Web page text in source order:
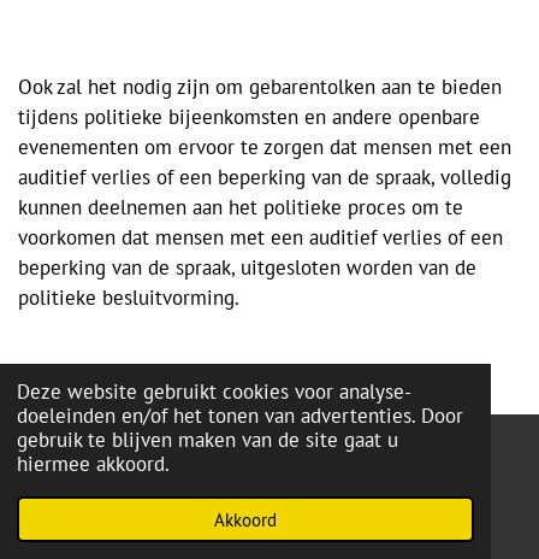
Deze website gebruikt cookies voor analyse-
doeleinden en/of het tonen van advertenties. Door
gebruik te blijven maken van de site gaat u
hiermee akkoord.
Akkoord
Ook zal het nodig zijn om gebarentolken aan te bieden
tijdens politieke bijeenkomsten en andere openbare
evenementen om ervoor te zorgen dat mensen met een
auditief verlies of een beperking van de spraak, volledig
kunnen deelnemen aan het politieke proces om te
voorkomen dat mensen met een auditief verlies of een
beperking van de spraak, uitgesloten worden van de
politieke besluitvorming.
Powered by